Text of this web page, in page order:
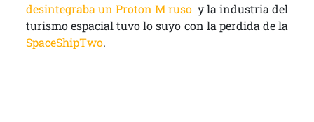
desintegraba un Proton M rusoy la industria del
turismo espacial tuvo lo suyo con la perdida de la
SpaceShipTwo.